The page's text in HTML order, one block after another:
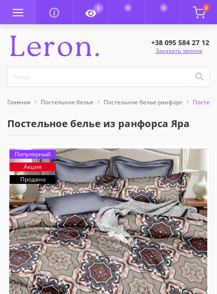
0 0 0 0
+38 095 584 27 12
Заказать звонок
Главная Постельное белье Постельное белье ранфорс
Постельное белье из ранфорса Яра
Популярный
Акция
Продано